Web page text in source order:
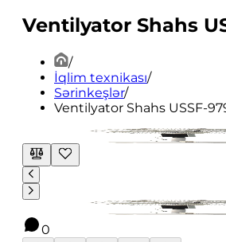
Ventilyator Shahs
/
İqlim texnikası/
Sərinkeşlər/
Ventilyator Shahs USSF-
0